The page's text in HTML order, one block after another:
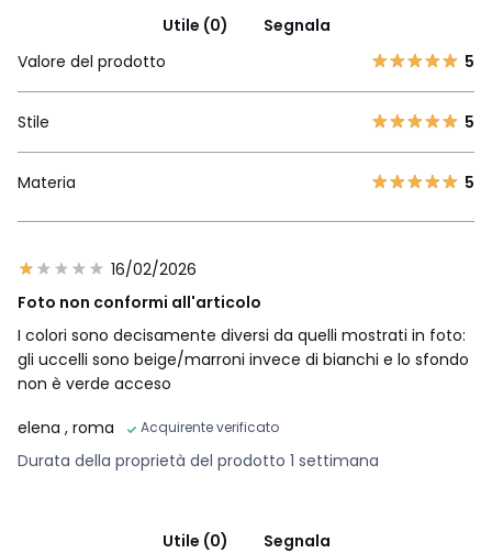
Utile (0)
Segnala
Valore del prodotto
5
Stile 5
Materia 5
16/02/2026
Foto non conformi all'articolo
I colori sono decisamente diversi da quelli mostrati in foto:
gli uccelli sono beige/marroni invece di bianchi e lo sfondo
non è verde acceso
elena , roma Acquirente verificato
Durata della proprietà del prodotto 1 settimana
Utile (0)
Segnala